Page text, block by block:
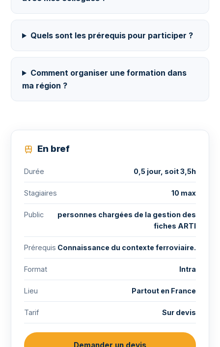
Quels sont les prérequis pour participer ?
Comment organiser une formation dans
ma région ?
En bref
Durée 0,5 jour, soit 3,5h
Stagiaires 10 max
Public
personnes chargées de la gestion des
fiches ARTI
Prérequis Connaissance du contexte ferroviaire.
Format Intra
Lieu Partout en France
Tarif Sur devis